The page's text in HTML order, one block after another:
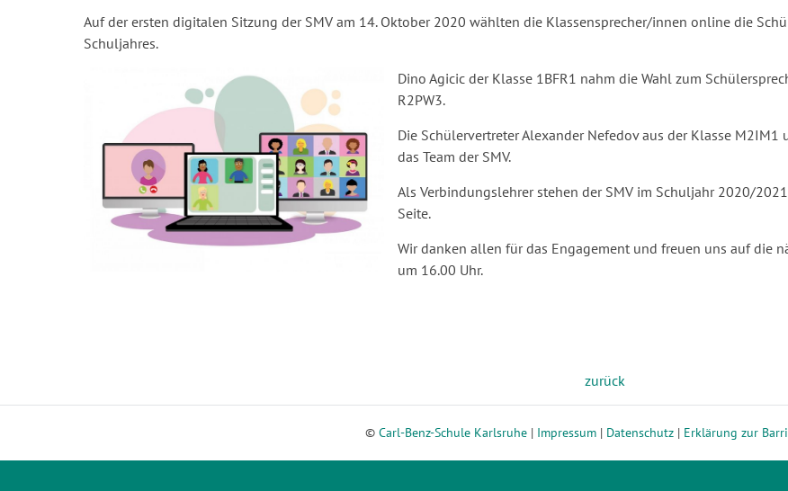
Auf der ersten digitalen Sitzung der SMV am 14. Oktober 2020 wählten die Klassensprecher/innen online die
Schuljahres.
Dino Agicic der Klasse 1BFR1 nahm die Wahl zum
R2PW3.
Die Schülervertreter Alexander Nefedov aus der Klasse
das Team der SMV.
Als Verbindungslehrer stehen der SMV im Schuljahr 2020/
Seite.
Wir danken allen für das Engagement und freuen uns auf die
um 16.00 Uhr.
zurück
© Carl-Benz-Schule Karlsruhe| Impressum| Datenschutz| Erklärung zur